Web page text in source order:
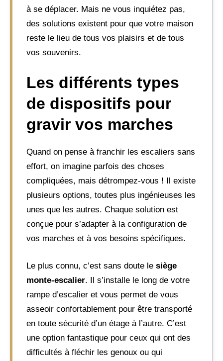
à se déplacer. Mais ne vous inquiétez pas,
des solutions existent pour que votre maison
reste le lieu de tous vos plaisirs et de tous
vos souvenirs.
Les différents types
de dispositifs pour
gravir vos marches
Quand on pense à franchir les escaliers sans
effort, on imagine parfois des choses
compliquées, mais détrompez-vous ! Il existe
plusieurs options, toutes plus ingénieuses les
unes que les autres. Chaque solution est
conçue pour s’adapter à la configuration de
vos marches et à vos besoins spécifiques.
Le plus connu, c’est sans doute le siège
monte-escalier. Il s’installe le long de votre
rampe d’escalier et vous permet de vous
asseoir confortablement pour être transporté
en toute sécurité d’un étage à l’autre. C’est
une option fantastique pour ceux qui ont des
difficultés à fléchir les genoux ou qui